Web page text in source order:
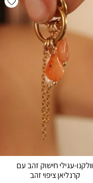
וולקנו-עגילי חישוק זהב עם
קרנליאן ציפוי זהב